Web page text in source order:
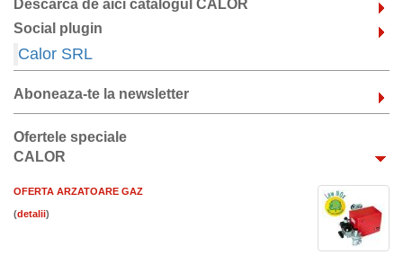
Descarca de aici catalogul CALOR
Social plugin
Calor SRL
Aboneaza-te la newsletter
Ofertele speciale
CALOR
OFERTA ARZATOARE GAZ
( )